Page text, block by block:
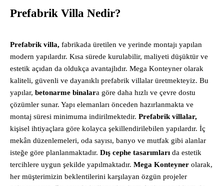
Prefabrik Villa Nedir?
Prefabrik villa, fabrikada üretilen ve yerinde montajı yapılan
modern yapılardır. Kısa sürede kurulabilir, maliyeti düşüktür ve
estetik açıdan da oldukça avantajlıdır. Mega Konteyner olarak
kaliteli, güvenli ve dayanıklı prefabrik villalar üretmekteyiz. Bu
yapılar, betonarme binalara göre daha hızlı ve çevre dostu
çözümler sunar. Yapı elemanları önceden hazırlanmakta ve
montaj süresi minimuma indirilmektedir. Prefabrik villalar,
kişisel ihtiyaçlara göre kolayca şekillendirilebilen yapılardır. İç
mekân düzenlemeleri, oda sayısı, banyo ve mutfak gibi alanlar
isteğe göre planlanmaktadır. Dış cephe tasarımları da estetik
tercihlere uygun şekilde yapılmaktadır. Mega Konteyner olarak,
her müşterimizin beklentilerini karşılayan özgün projeler